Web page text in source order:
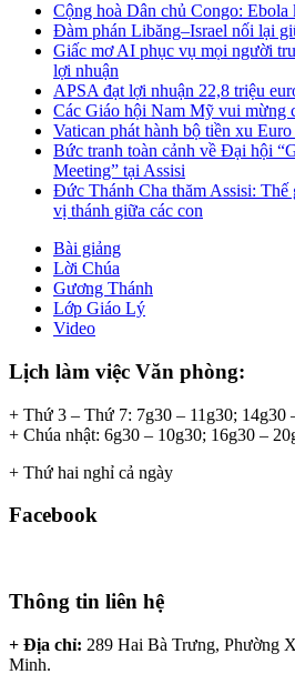
Cộng hoà Dân chủ Congo:
Đàm phán Libăng–Israel nối lại
Giấc mơ AI phục vụ mọi người
lợi nhuận
APSA đạt lợi nhuận 22,8 triệu
Các Giáo hội Nam Mỹ vui
Vatican phát hành bộ tiền xu
Bức tranh toàn cảnh về Đại hội
Meeting” tại Assisi
Đức Thánh Cha thăm Assisi:
vị thánh giữa các con
Bài giảng
Lời Chúa
Gương Thánh
Lớp Giáo Lý
Video
Lịch làm việc Văn phòng:
+ Thứ 3 – Thứ 7: 7g30 – 11g30; 14g30
+ Chúa nhật: 6g30 – 10g30; 16g30 –
+ Thứ hai nghỉ cả ngày
Facebook
Thông tin liên hệ
+ Địa chỉ: 289 Hai Bà Trưng, Phường
Minh.